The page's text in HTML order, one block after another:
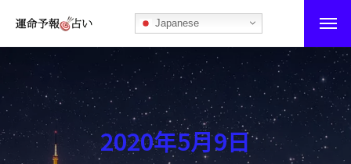
Japanese
運命予報占い
運命予報占いとは
あなたの所属部屋を探そう！2020年5月9日